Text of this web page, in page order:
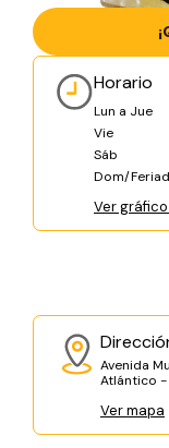
Horario
Lun a Jue
Vie
Sáb
Dom/
Ver
Avenida
Atlántico
Ver mapa